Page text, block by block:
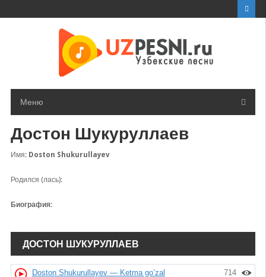
Меню
Достон Шукуруллаев
Имя: Doston Shukurullayev
Родился (лась):
Биография:
ДОСТОН ШУКУРУЛЛАЕВ
714
Doston Shukurullayev — Ketma go’zal